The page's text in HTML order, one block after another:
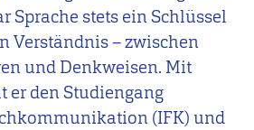
Sprache stets ein Schlüssel
Verständnis – zwischen
und Denkweisen. Mit
er den Studiengang
(IFK) und